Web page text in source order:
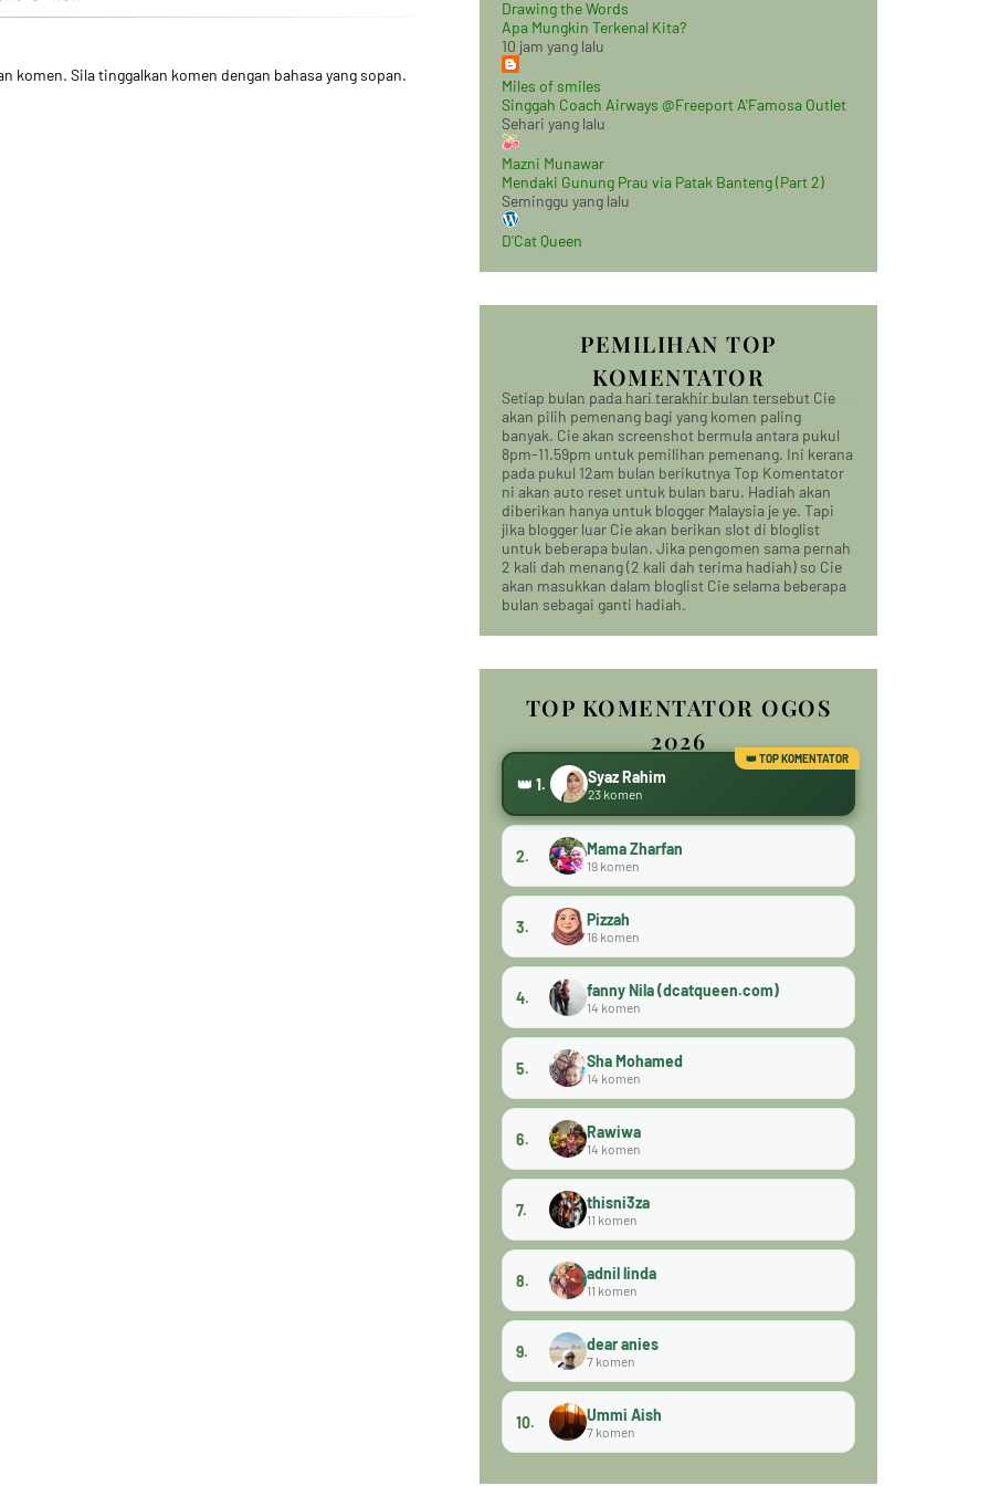
komen. Sila tinggalkan komen dengan bahasa yang sopan.
Drawing the Words
Apa Mungkin Terkenal Kita?
10 jam yang lalu
Miles of smiles
Singgah Coach Airways @Freeport A'Famosa Outlet
Sehari yang lalu
Mazni Munawar
Mendaki Gunung Prau via Patak Banteng (Part 2)
Seminggu yang lalu
D'Cat Queen
PEMILIHAN TOP
KOMENTATOR
Setiap bulan pada hari terakhir bulan tersebut Cie
akan pilih pemenang bagi yang komen paling
banyak. Cie akan screenshot bermula antara pukul
8pm-11.59pm untuk pemilihan pemenang. Ini kerana
pada pukul 12am bulan berikutnya Top Komentator
ni akan auto reset untuk bulan baru. Hadiah akan
diberikan hanya untuk blogger Malaysia je ye. Tapi
jika blogger luar Cie akan berikan slot di bloglist
untuk beberapa bulan. Jika pengomen sama pernah
2 kali dah menang (2 kali dah terima hadiah) so Cie
akan masukkan dalam bloglist Cie selama beberapa
bulan sebagai ganti hadiah.
TOP KOMENTATOR OGOS
2026
👑 1. Syaz Rahim
23 komen
2. Mama Zharfan
19 komen
3. Pizzah
16 komen
4. fanny Nila (dcatqueen.com)
14 komen
5. Sha Mohamed
14 komen
6. Rawiwa
14 komen
7. thisni3za
11 komen
8. adnil linda
11 komen
9. dear anies
7 komen
10. Ummi Aish
7 komen